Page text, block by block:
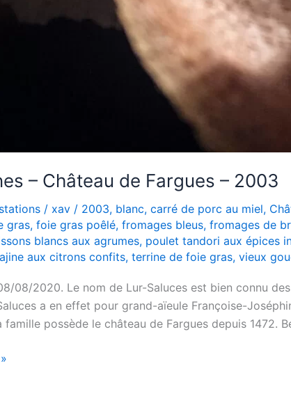
– Château de Fargues – 2003
/ xav / 2003, blanc, carré de porc au miel,
gras, foie gras poêlé, fromages bleus, fromages de
blancs aux agrumes, poulet tandori aux épices
aux citrons confits, terrine de foie gras, vieux
08/2020. Le nom de Lur-Saluces est bien connu
a en effet pour grand-aïeule Françoise-
famille possède le château de Fargues depuis 1472.